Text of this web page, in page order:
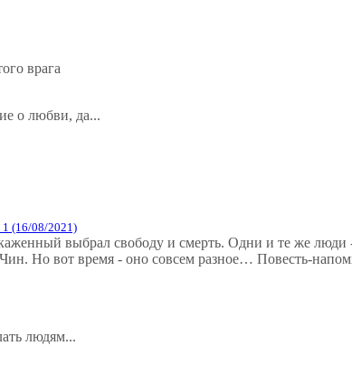
врага
о любви, да...
(16/08/2021)
выбрал свободу и смерть. Одни и те же
Но вот время - оно совсем разное… Повесть-
людям...